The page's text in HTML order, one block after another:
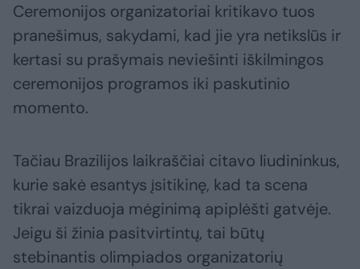
Ceremonijos organizatoriai kritikavo tuos
pranešimus, sakydami, kad jie yra netikslūs ir
kertasi su prašymais neviešinti iškilmingos
ceremonijos programos iki paskutinio
momento.
Tačiau Brazilijos laikraščiai citavo liudininkus,
kurie sakė esantys įsitikinę, kad ta scena
tikrai vaizduoja mėginimą apiplėšti gatvėje.
Jeigu ši žinia pasitvirtintų, tai būtų
stebinantis olimpiados organizatorių